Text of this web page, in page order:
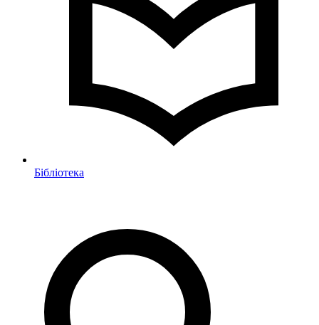
Бібліотека